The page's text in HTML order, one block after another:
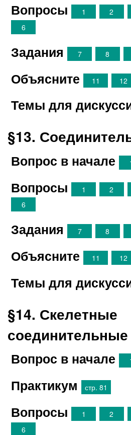
Вопросы 1 2
6
Задания 7 8
Объясните 11 12
Темы для
§13.
Вопрос в начале
Вопросы 1 2
6
Задания 7 8
Объясните 11 12
Темы для
§14. Скелетные
соединительные
Вопрос в начале
Практикум стр. 81
Вопросы 1 2
6